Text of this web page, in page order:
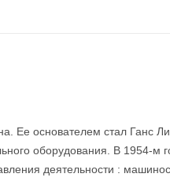
Ее основателем стал Ганс
оборудования. В 1954-м
деятельности :